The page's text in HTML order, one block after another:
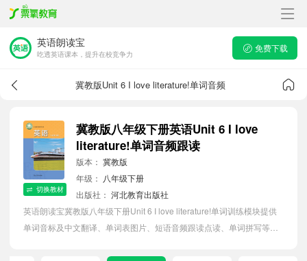
英语朗读宝
吃透英语课本，提升在校竞争力
免费下载
冀教版Unit 6 I love literature!单词音频
切换教材
冀教版八年级下册英语Unit 6 I love
literature!单词音频跟读
版本： 冀教版
年级： 八年级下册
出版社： 河北教育出版社
英语朗读宝冀教版八年级下册Unit 6 I love literature!单词训练模块提供
单词音标及中文翻译、单词表图片、短语音频跟读点读、单词拼写等软